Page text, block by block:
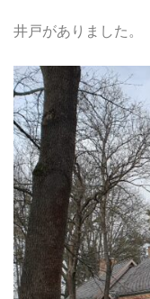
井戸がありました。